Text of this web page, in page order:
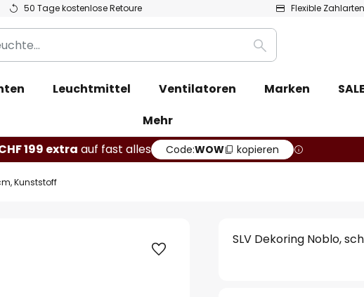
50 Tage kostenlose Retoure Flexible Zahlarten
Suche
Leuchtmittel Ventilatoren Marken SALE
Mehr
199 extra auf fast alles Code:WOW kopieren
Kunststoff
SLV Dekoring Noblo,